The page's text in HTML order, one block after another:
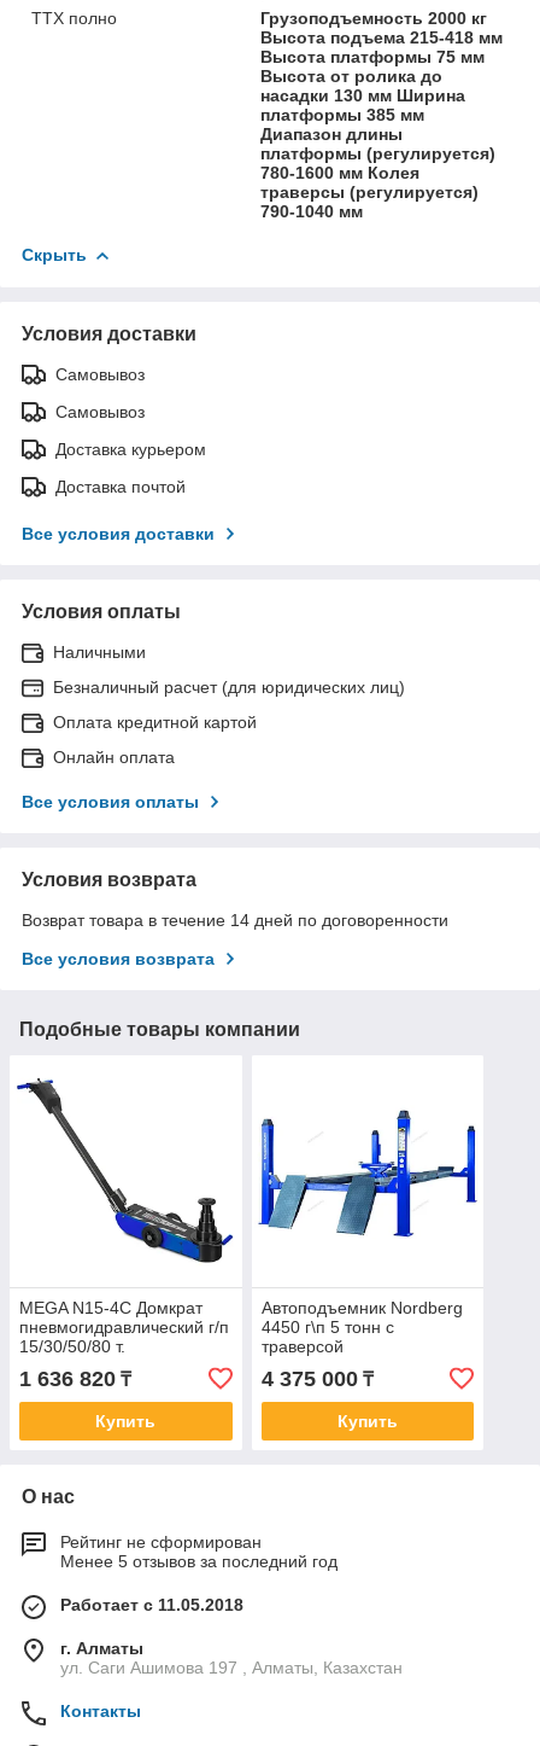
ТТХ полно
Грузоподъемность 2000 кг
Высота подъема 215-418 мм
Высота платформы 75 мм
Высота от ролика до
насадки 130 мм Ширина
платформы 385 мм
Диапазон длины
платформы (регулируется)
780-1600 мм Колея
траверсы (регулируется)
790-1040 мм
Скрыть
Условия доставки
Самовывоз
Самовывоз
Доставка курьером
Доставка почтой
Все условия доставки
Условия оплаты
Наличными
Безналичный расчет (для юридических лиц)
Оплата кредитной картой
Онлайн оплата
Все условия оплаты
Условия возврата
Возврат товара в течение 14 дней по договоренности
Все условия возврата
Подобные товары компании
MEGA N15-4C Домкрат
пневмогидравлический г/п
15/30/50/80 т.
1 636 820 ₸
Купить
Автоподъемник Nordberg
4450 г\п 5 тонн с
траверсой
4 375 000₸
Купить
О нас
Рейтинг не сформирован
Менее 5 отзывов за последний год
Работает с 11.05.2018
г. Алматы
ул. Саги Ашимова 197 , Алматы, Казахстан
Контакты